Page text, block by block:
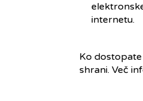
internetu.
Ko
shrani. Več